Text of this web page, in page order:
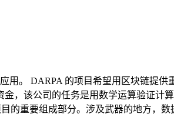
用。 DARPA 的项目希望用区块链提供
，该公司的任务是用数学运算验证计算
的重要组成部分。涉及武器的地方，数